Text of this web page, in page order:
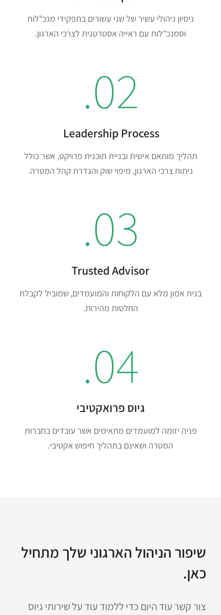
ניסיון ניהולי עשיר של שני עשורים בתפקידי מנכ"לות
וסמנכ"לות עם ראייה אסטרטגית לצרכי הארגון.
02.
Leadership Process
תהליך מותאם אישית ובניית תוכנית פרויקט, אשר כולל
ניתוח צרכי הארגון, מיפוי שוק והגדרת קהל המטרה.
03.
Trusted Advisor
בנית אמון מלא עם הלקוחות והמועמדים, שמוביל לקבלת
החלטות מהירות.
04.
גיוס פרואקטיבי
פניה יזומה למועמדים מתאימים אשר עובדים בחברות
המטרה ושאינם בתהליך חיפוש אקטיבי.
שיפור הניהול הארגוני שלך מתחיל
כאן.
צור קשר עוד היום כדי ללמוד עוד על שירותי גיוס